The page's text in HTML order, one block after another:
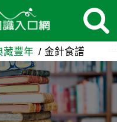
識入口網
藏豐年 金針食譜